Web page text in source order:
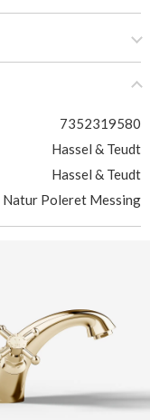
7352319580
Hassel & Teudt
Hassel & Teudt
Natur Poleret Messing